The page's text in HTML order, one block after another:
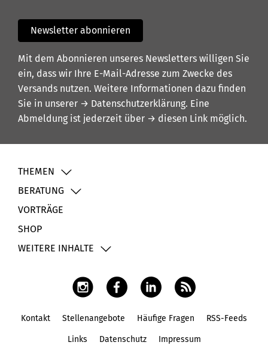
Newsletter abonnieren
Mit dem Abonnieren unseres Newsletters willigen Sie
ein, dass wir Ihre E-Mail-Adresse zum Zwecke des
Versands nutzen. Weitere Informationen dazu finden
Sie in unserer → Datenschutzerklärung. Eine
Abmeldung ist jederzeit über → diesen Link möglich.
THEMEN
BERATUNG
VORTRÄGE
SHOP
WEITERE INHALTE
Kontakt Stellenangebote Häufige Fragen RSS-Feeds
Links Datenschutz Impressum